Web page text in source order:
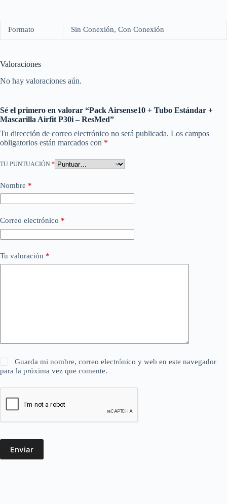
Formato Sin Conexión, Con Conexión
Valoraciones
No hay valoraciones aún.
Sé el primero en valorar “Pack Airsense10 + Tubo Estándar +
Mascarilla Airfit P30i – ResMed”
Tu dirección de correo electrónico no será publicada. Los campos
obligatorios están marcados con *
TU PUNTUACIÓN *
Nombre *
Correo electrónico *
Tu valoración *
Guarda mi nombre, correo electrónico y web en este navegador
para la próxima vez que comente.
Enviar